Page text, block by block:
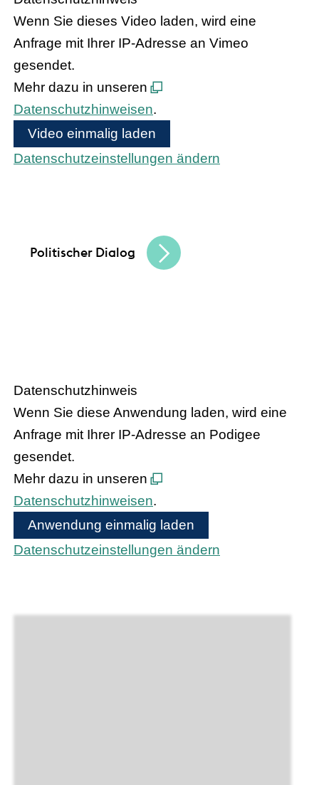
Wenn Sie dieses Video laden, wird eine
Anfrage mit Ihrer IP-Adresse an Vimeo
gesendet.
Mehr dazu in unseren
Datenschutzhinweisen.
Video einmalig laden
Datenschutzeinstellungen ändern
Politischer Dialog
Datenschutzhinweis
Wenn Sie diese Anwendung laden, wird eine
Anfrage mit Ihrer IP-Adresse an Podigee
gesendet.
Mehr dazu in unseren
Datenschutzhinweisen.
Anwendung einmalig laden
Datenschutzeinstellungen ändern